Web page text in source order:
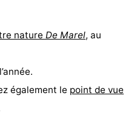
nature De Marel, au
également le point de vue